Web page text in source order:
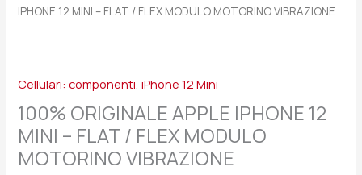
IPHONE 12 MINI – FLAT / FLEX MODULO MOTORINO VIBRAZIONE
Cellulari: componenti,iPhone 12 Mini
100% ORIGINALE APPLE IPHONE 12
MINI – FLAT / FLEX MODULO
MOTORINO VIBRAZIONE